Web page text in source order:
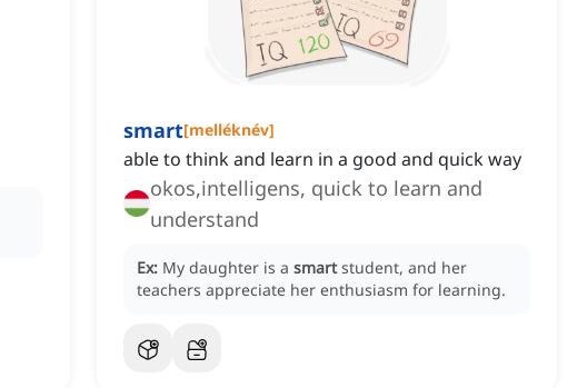
smart[melléknév]
able to think and learn in a good and quick way
okos,intelligens, quick to learn and
understand
Ex: My daughter is a smart student, and her
teachers appreciate her enthusiasm for learning.